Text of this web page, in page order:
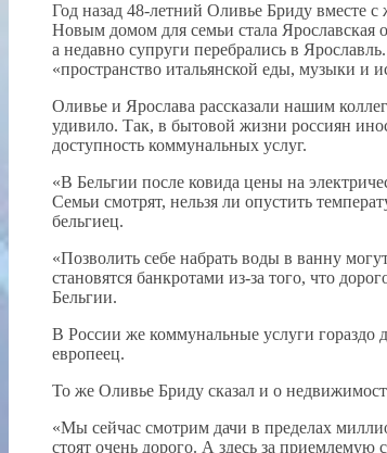
Год назад 48-летний Оливье Бриду вместе
Новым домом для семьи стала Ярославская
а недавно супруги перебрались в
«пространство итальянской еды, музыки и
Оливье и Ярослава рассказали нашим
удивило. Так, в бытовой жизни россиян
доступность коммунальных услуг.
«В Бельгии после ковида цены на
Семьи смотрят, нельзя ли опустить
бельгиец.
«Позволить себе набрать воды в ванну
становятся банкротами из-за того, что
Бельгии.
В России же коммунальные услуги гораздо
европеец.
То же Оливье Бриду сказал и о
«Мы сейчас смотрим дачи в пределах
стоят очень дорого. А здесь за